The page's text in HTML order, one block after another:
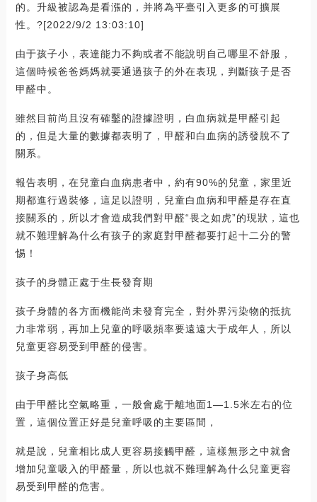
的。升級被認為是看漲的，并將為平臺引入更多的可擴展
性。?[2022/9/2 13:03:10]
由于孩子小，表達能力不夠或者不能說明自己哪里不舒服，
這個時候爸爸媽媽就要通過孩子的外在表現，判斷孩子是否
甲醛中。
雖然目前尚且沒有確鑿的證據證明，白血病就是甲醛引起
的，但是大量的數據都表明了，甲醛和白血病的誘發脫不了
關系。
報告表明，在兒童白血病患者中，約有90%的兒童，家里近
期都進行過裝修，這足以證明，兒童白血病和甲醛是存在直
接關系的，所以才會造成我們對甲醛“畏之如虎”的現狀，這也
就不難理解為什么有孩子的家庭對甲醛都要打起十二分的警
惕！
孩子的身體正處于生長發育期
孩子身體的各方面機能尚未發育完全，對外界污染物的抵抗
力非常弱，再加上兒童的呼吸頻率要遠遠大于成年人，所以
兒童更容易受到甲醛的侵害。
孩子身高低
由于甲醛比空氣略重，一般會處于離地面1—1.5米左右的位
置，這個位置正好是兒童呼吸的主要區間，
就是說，兒童相比成人更容易接觸甲醛，這樣無形之中就會
增加兒童吸入的甲醛量，所以也就不難理解為什么兒童更容
易受到甲醛的危害。